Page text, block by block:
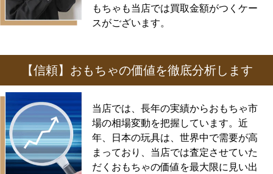
もちゃも当店では買取金額がつくケー
スがございます。
【信頼】おもちゃの価値を徹底分析します
当店では、長年の実績からおもちゃ市
場の相場変動を把握しています。近
年、日本の玩具は、世界中で需要が高
まっており、当店では査定させていた
だくおもちゃの価値を最大限に見い出